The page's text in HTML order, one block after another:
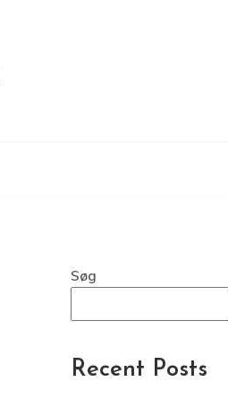
Søg
Recent Posts